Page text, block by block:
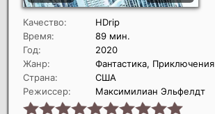
Качество:
HDrip
Время:
89 мин.
Год:
2020
Жанр:
Фантастика, Приключения
Страна:
США
Режиссер:
Максимилиан Эльфелдт